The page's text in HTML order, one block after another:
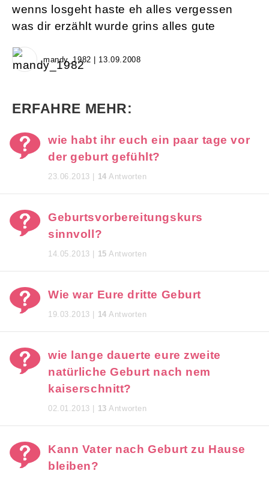
wenns losgeht haste eh alles vergessen
was dir erzählt wurde grins alles gute
mandy_1982 | 13.09.2008
ERFAHRE MEHR:
wie habt ihr euch ein paar tage vor
der geburt gefühlt?
23.06.2013 | 14 Antworten
Geburtsvorbereitungskurs
sinnvoll?
14.05.2013 | 15 Antworten
Wie war Eure dritte Geburt
19.03.2013 | 14 Antworten
wie lange dauerte eure zweite
natürliche Geburt nach nem
kaiserschnitt?
02.01.2013 | 13 Antworten
Kann Vater nach Geburt zu Hause
bleiben?